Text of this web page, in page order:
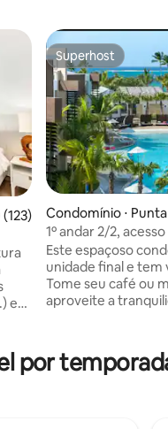
uma avaliação média de
em
Superhost
Superhost
Condomínio ⋅
1º andar 2/2,
Piscina enorme!
Este espaçoso
unidade final e tem
Tome seu café ou
aproveite a
da piscina ou da
todos. O Tipsy Turtle Hideaway é ideal
por